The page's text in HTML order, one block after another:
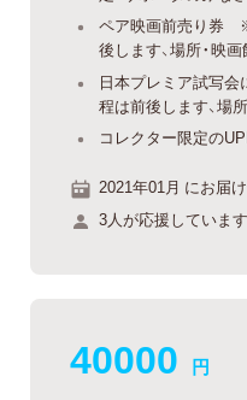
ペア映画前売り券
後します、場所・映
日本プレミア試写
程は前後します、場
コレクター限定の
2021年01月 にお届
3人が応援しています
40000 円